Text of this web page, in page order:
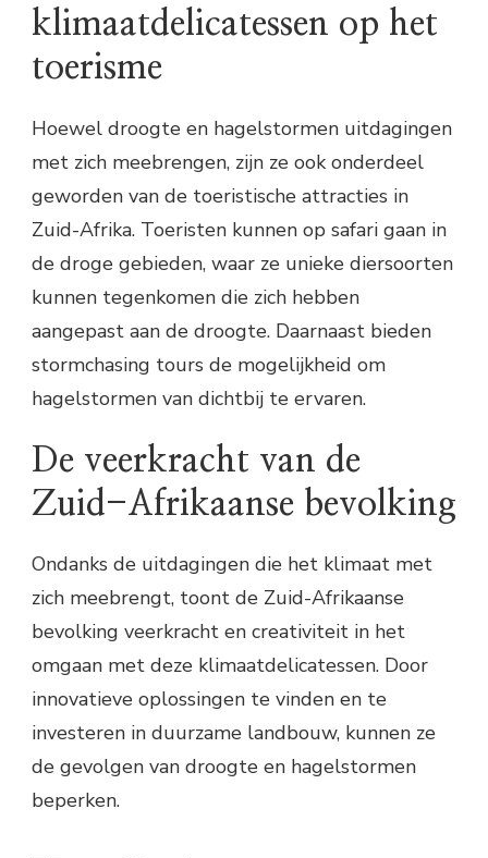
klimaatdelicatessen op het
toerisme
Hoewel droogte en hagelstormen uitdagingen
met zich meebrengen, zijn ze ook onderdeel
geworden van de toeristische attracties in
Zuid-Afrika. Toeristen kunnen op safari gaan in
de droge gebieden, waar ze unieke diersoorten
kunnen tegenkomen die zich hebben
aangepast aan de droogte. Daarnaast bieden
stormchasing tours de mogelijkheid om
hagelstormen van dichtbij te ervaren.
De veerkracht van de
Zuid-Afrikaanse bevolking
Ondanks de uitdagingen die het klimaat met
zich meebrengt, toont de Zuid-Afrikaanse
bevolking veerkracht en creativiteit in het
omgaan met deze klimaatdelicatessen. Door
innovatieve oplossingen te vinden en te
investeren in duurzame landbouw, kunnen ze
de gevolgen van droogte en hagelstormen
beperken.